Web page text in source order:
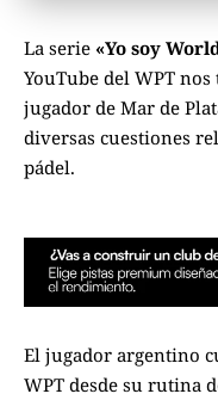
La serie «Yo soy
YouTube del WPT nos
jugador de Mar de
diversas cuestiones
pádel.
El jugador argentino
WPT desde su rutina